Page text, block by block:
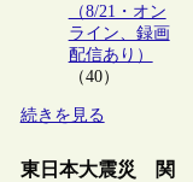
（8/21・オン
ライン、録画
配信あり）
（40）
続きを見る
東日本大震災 関